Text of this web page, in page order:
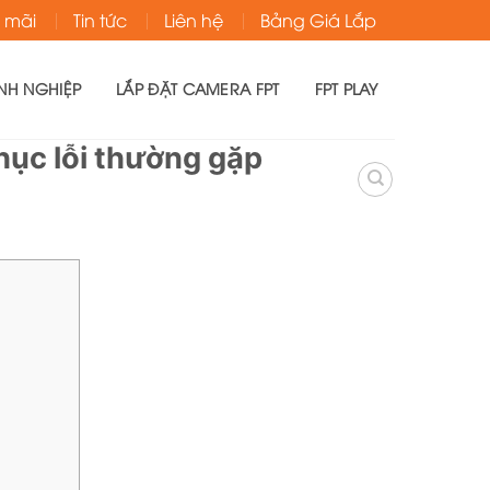
mãi Tin tức Liên hệ Bảng Giá Lắp
NGHIỆP LẮP ĐẶT CAMERA FPT FPT PLAY
lỗi thường gặp